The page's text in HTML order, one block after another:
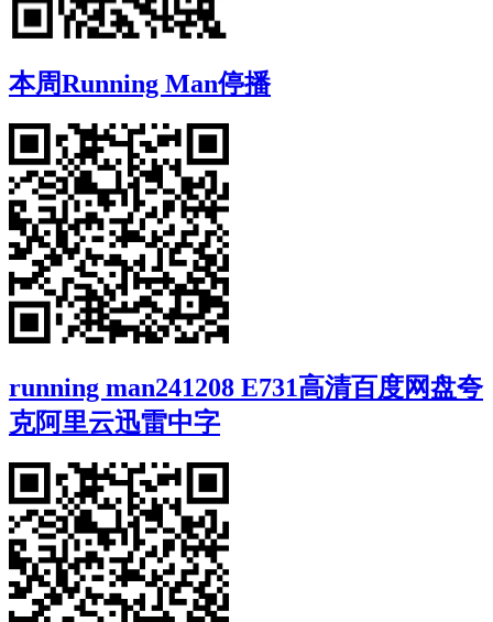
本周Running Man停播
running man241208 E731高清百度网盘夸
克阿里云迅雷中字